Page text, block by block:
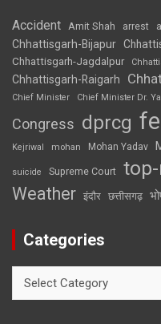
Accident Amit Shah arrest
Chhattisgarh-Bijapur
Chhattisgarh-Jagdalpur
Chhattisgarh-Raigarh
Chief Minister
Chief Minister Dr.
Congress dprcg
Kejriwal mohan Mohan Yadav
suicide Supreme Court
Weather इंदौर छत्तीसगढ़
Categories